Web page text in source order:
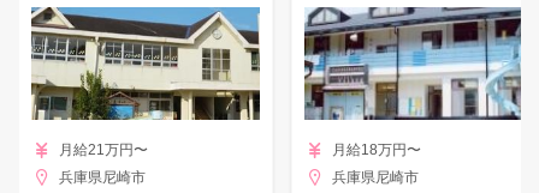
月給21万円〜
兵庫県尼崎市
月給18万円〜
兵庫県尼崎市